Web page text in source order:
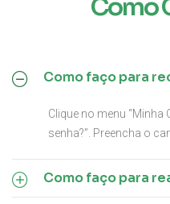
Como
Como faço para
Clique no menu “Minha
senha?”. Preencha o
Como faço para